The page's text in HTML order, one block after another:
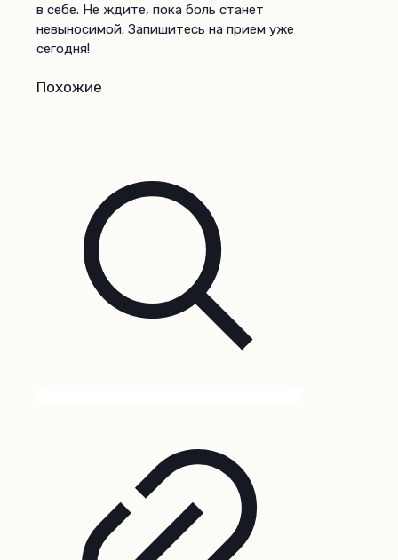
в себе. Не ждите, пока боль станет
невыносимой. Запишитесь на прием уже
сегодня!
Похожие